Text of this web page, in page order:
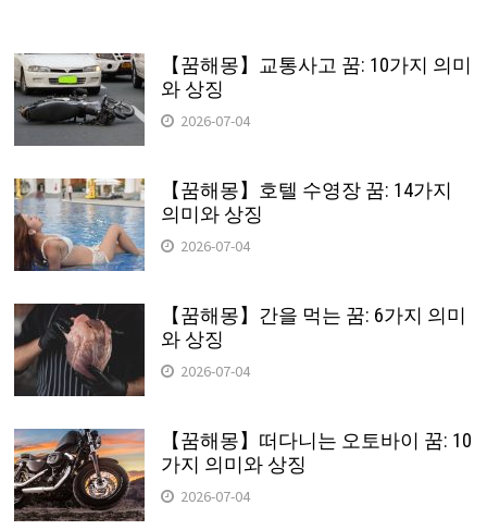
【꿈해몽】교통사고 꿈: 10가지 의미
와 상징
2026-07-04
【꿈해몽】호텔 수영장 꿈: 14가지
의미와 상징
2026-07-04
【꿈해몽】간을 먹는 꿈: 6가지 의미
와 상징
2026-07-04
【꿈해몽】떠다니는 오토바이 꿈: 10
가지 의미와 상징
2026-07-04